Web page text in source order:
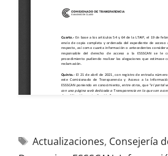
Actualizaciones, Consejería